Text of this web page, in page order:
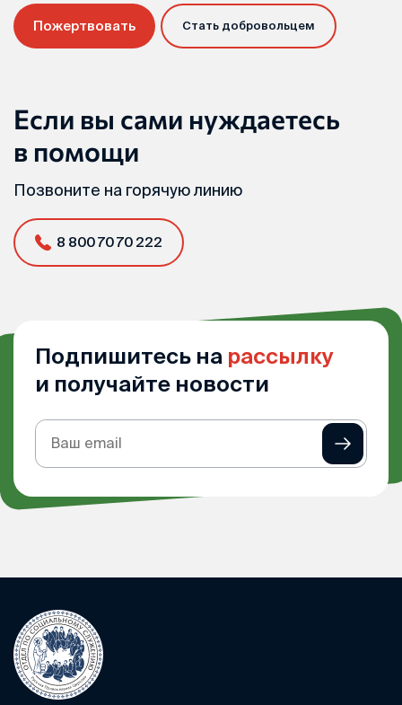
Пожертвовать Стать добровольцем
Если вы сами нуждаетесь
в помощи
Позвоните на горячую линию
8 800 70 70 222
Подпишитесь на рассылку
и получайте новости
Подписка
на